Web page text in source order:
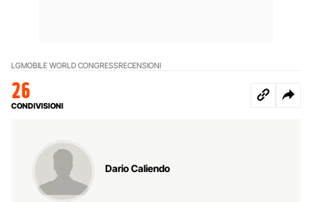
LGMOBILE WORLD CONGRESSRECENSIONI
26
CONDIVISIONI
Dario Caliendo